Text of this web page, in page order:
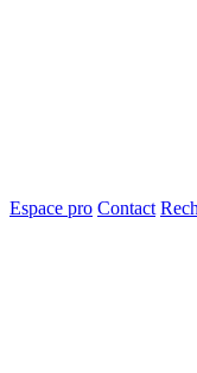
Espace pro Contact